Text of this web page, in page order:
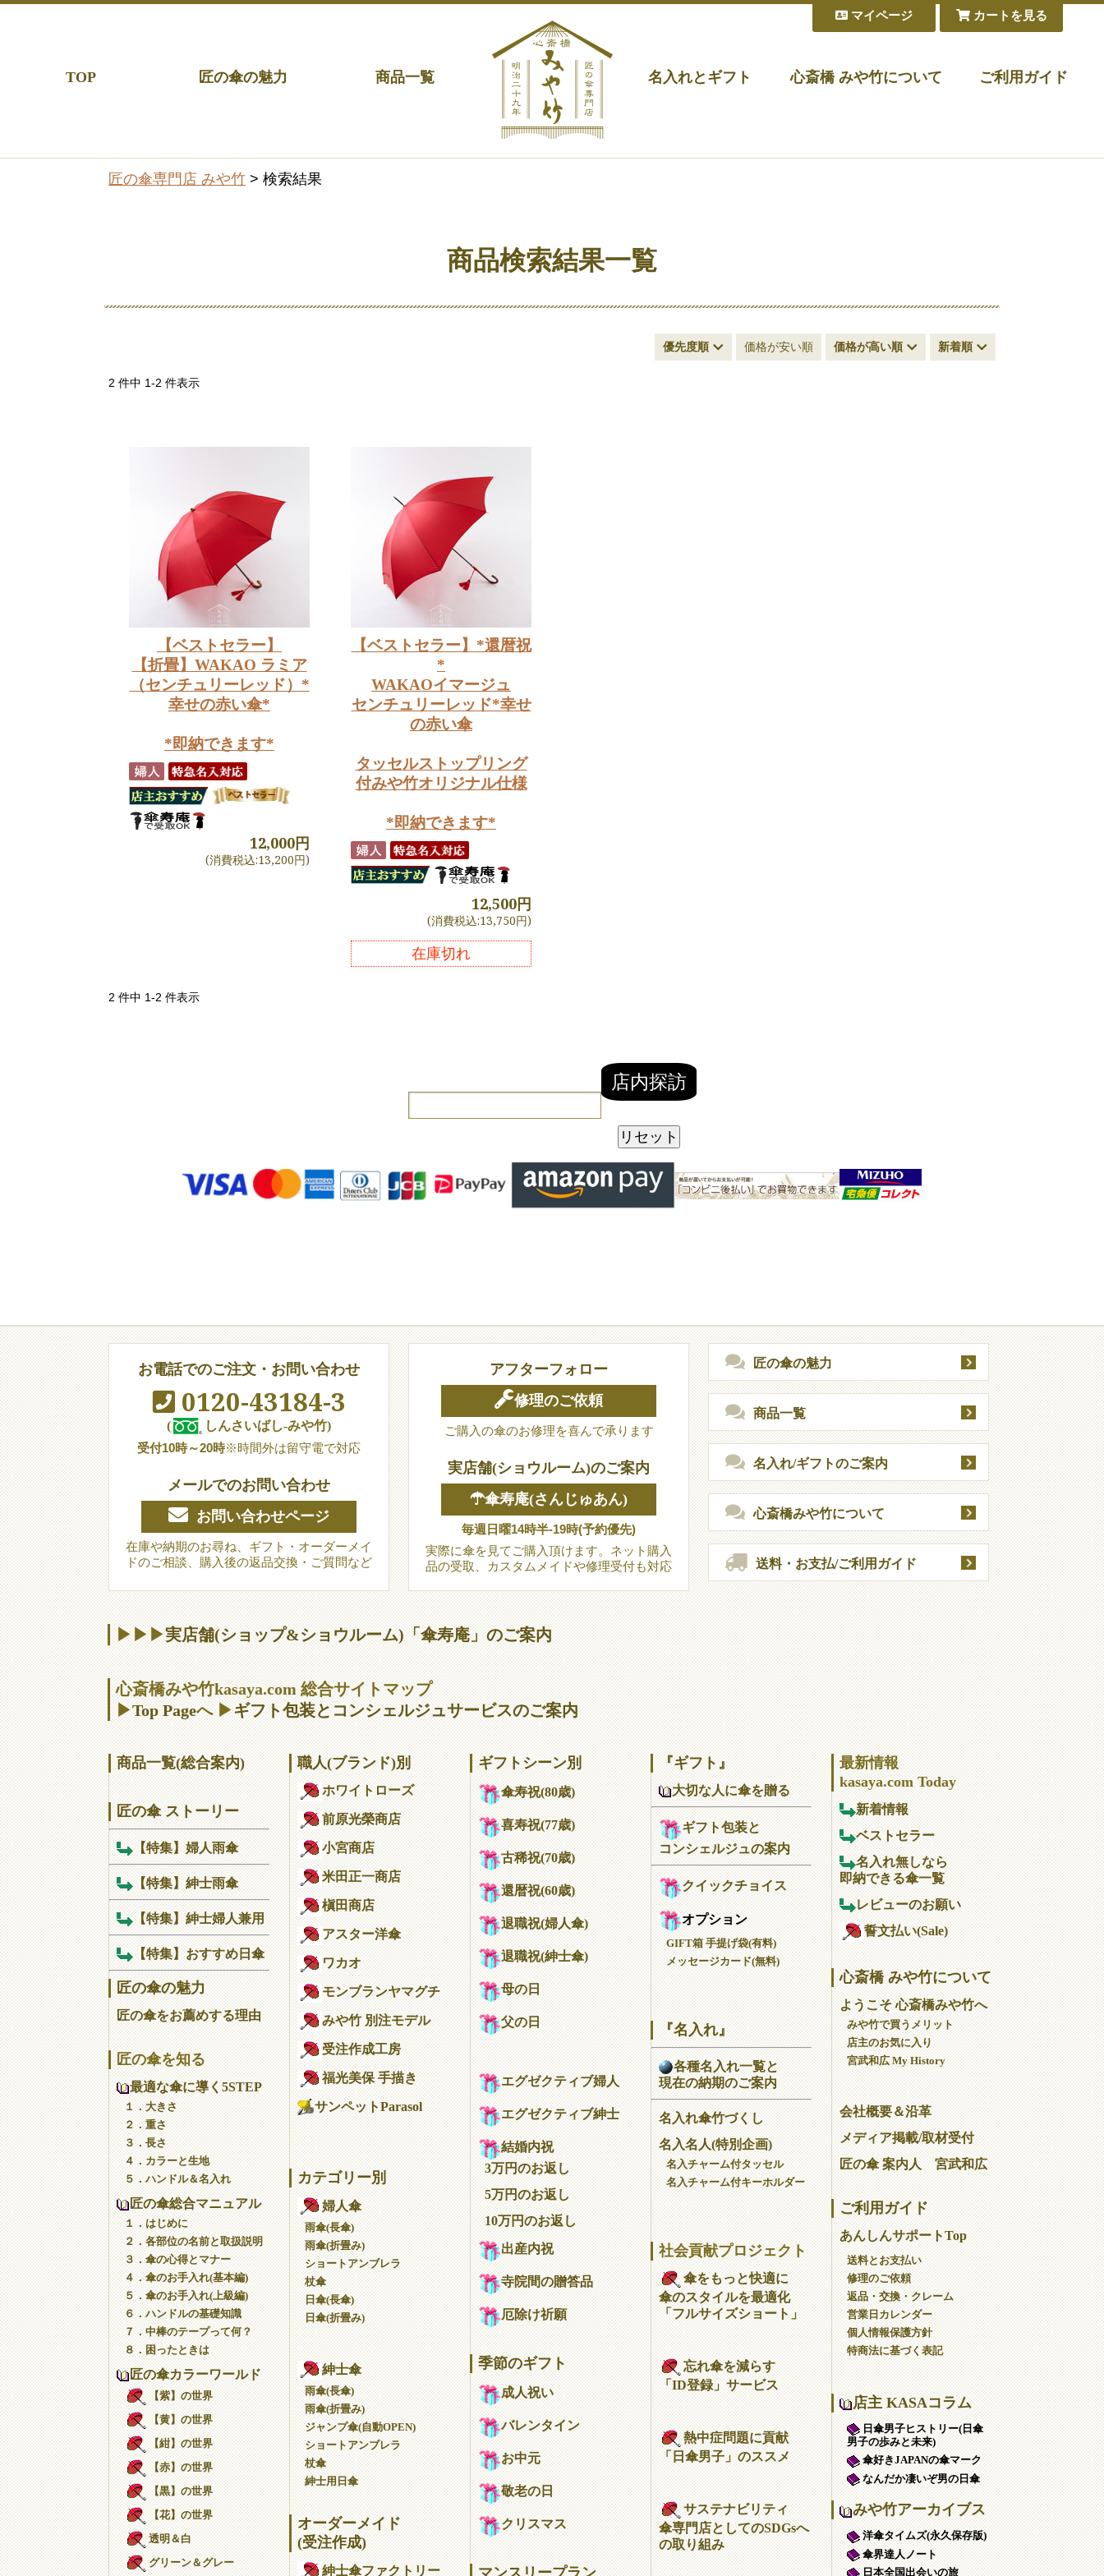
TOP 匠の傘の魅力 商品一覧 名入れとギフト 心斎橋 みや竹について ご利用ガイド
カートを見る
マイページ
匠の傘専門店 みや竹 > 検索結果
商品検索結果一覧
優先度順 価格が安い順 価格が高い順 新着順
2 件中 1-2 件表示
【ベストセラー】
【折畳】WAKAO ラミア
（センチュリーレッド）*
幸せの赤い傘*
*即納できます*
12,000円
(消費税込:13,200円)
【ベストセラー】*還暦祝
*
WAKAOイマージュ
センチュリーレッド*幸せ
の赤い傘
タッセルストップリング
付みや竹オリジナル仕様
*即納できます*
12,500円
(消費税込:13,750円)
在庫切れ
2 件中 1-2 件表示
お電話でのご注文・お問い合わせ
0120-43184-3
(
しんさいばし-みや竹)
受付10時～20時※時間外は留守電で対応
メールでのお問い合わせ
お問い合わせページ
在庫や納期のお尋ね、ギフト・オーダーメイ
ドのご相談、購入後の返品交換・ご質問など
アフターフォロー
修理のご依頼
ご購入の傘のお修理を喜んで承ります
実店舗(ショウルーム)のご案内
☂傘寿庵(さんじゅあん)
毎週日曜14時半-19時(予約優先)
実際に傘を見てご購入頂けます。ネット購入
品の受取、カスタムメイドや修理受付も対応
匠の傘の魅力
商品一覧
名入れ/ギフトのご案内
心斎橋みや竹について
送料・お支払/ご利用ガイド
▶▶▶実店舗(ショップ&ショウルーム)「傘寿庵」のご案内
心斎橋みや竹kasaya.com 総合サイトマップ
▶Top Pageへ ▶ギフト包装とコンシェルジュサービスのご案内
商品一覧(総合案内)
匠の傘 ストーリー
【特集】婦人雨傘
【特集】紳士雨傘
【特集】紳士婦人兼用
【特集】おすすめ日傘
匠の傘の魅力
匠の傘をお薦めする理由
匠の傘を知る
最適な傘に導く5STEP
１．大きさ
２．重さ
３．長さ
４．カラーと生地
５．ハンドル＆名入れ
匠の傘総合マニュアル
１．はじめに
２．各部位の名前と取扱説明
３．傘の心得とマナー
４．傘のお手入れ(基本編)
５．傘のお手入れ(上級編)
６．ハンドルの基礎知識
７．中棒のテープって何？
８．困ったときは
匠の傘カラーワールド
【紫】の世界
【黄】の世界
【紺】の世界
【赤】の世界
【黒】の世界
【花】の世界
透明＆白
グリーン＆グレー
職人(ブランド)別
ホワイトローズ
前原光榮商店
小宮商店
米田正一商店
槇田商店
アスター洋傘
ワカオ
モンブランヤマグチ
みや竹 別注モデル
受注作成工房
福光美保 手描き
サンペットParasol
カテゴリー別
婦人傘
雨傘(長傘)
雨傘(折畳み)
ショートアンブレラ
杖傘
日傘(長傘)
日傘(折畳み)
紳士傘
雨傘(長傘)
雨傘(折畳み)
ジャンプ傘(自動OPEN)
ショートアンブレラ
杖傘
紳士用日傘
オーダーメイド
(受注作成)
紳士傘ファクトリー
ギフトシーン別
傘寿祝(80歳)
喜寿祝(77歳)
古稀祝(70歳)
還暦祝(60歳)
退職祝(婦人傘)
退職祝(紳士傘)
母の日
父の日
エグゼクティブ婦人
エグゼクティブ紳士
結婚内祝
3万円のお返し
5万円のお返し
10万円のお返し
出産内祝
寺院間の贈答品
厄除け祈願
季節のギフト
成人祝い
バレンタイン
お中元
敬老の日
クリスマス
マンスリープラン
『ギフト』
大切な人に傘を贈る
ギフト包装と
コンシェルジュの案内
クイックチョイス
オプション
GIFT箱 手提げ袋(有料)
メッセージカード(無料)
『名入れ』
各種名入れ一覧と
現在の納期のご案内
名入れ傘竹づくし
名入名人(特別企画)
名入チャーム付タッセル
名入チャーム付キーホルダー
社会貢献プロジェクト
傘をもっと快適に
傘のスタイルを最適化
「フルサイズショート」
忘れ傘を減らす
「ID登録」サービス
熱中症問題に貢献
「日傘男子」のススメ
サステナビリティ
傘専門店としてのSDGsへ
の取り組み
最新情報
kasaya.com Today
新着情報
ベストセラー
名入れ無しなら
即納できる傘一覧
レビューのお願い
誓文払い(Sale)
心斎橋 みや竹について
ようこそ 心斎橋みや竹へ
みや竹で買うメリット
店主のお気に入り
宮武和広 My History
会社概要＆沿革
メディア掲載/取材受付
匠の傘 案内人 宮武和広
ご利用ガイド
あんしんサポートTop
送料とお支払い
修理のご依頼
返品・交換・クレーム
営業日カレンダー
個人情報保護方針
特商法に基づく表記
店主 KASAコラム
日傘男子ヒストリー(日傘
男子の歩みと未来)
傘好きJAPANの傘マーク
なんだか凄いぞ男の日傘
みや竹アーカイブス
洋傘タイムズ(永久保存版)
傘界達人ノート
日本全国出会いの旅